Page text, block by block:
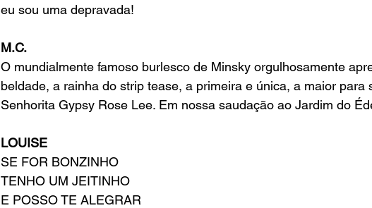
eu sou uma depravada!
M.C.
O mundialmente famoso burlesco de Minsky orgulhosamente
beldade, a rainha do strip tease, a primeira e única, a maior para
Senhorita Gypsy Rose Lee. Em nossa saudação ao Jardim do
LOUISE
SE FOR BONZINHO
TENHO UM JEITINHO
E POSSO TE ALEGRAR